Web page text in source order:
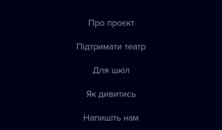
Про проєкт
Підтримати театр
Для шкіл
Як дивитись
Напишіть нам